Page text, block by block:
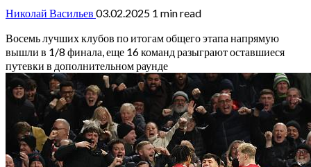
Николай Васильев 03.02.2025 1 min read
Восемь лучших клубов по итогам общего этапа напрямую
вышли в 1/8 финала, еще 16 команд разыграют оставшиеся
путевки в дополнительном раунде